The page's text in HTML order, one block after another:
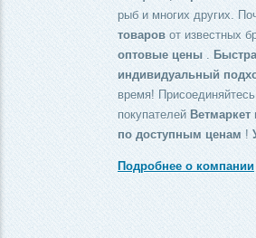
рыб и многих других.
товаров от известных
оптовые цены
индивидуальный
время!
покупателей Ветмаркет
по доступным ценам !
Подробнее о компании